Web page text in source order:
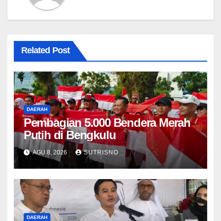
Related Post
DAERAH
Pembagian 5.000 Bendera Merah
Putih di Bengkulu
AGU 8, 2026 SUTRISNO
DAERAH